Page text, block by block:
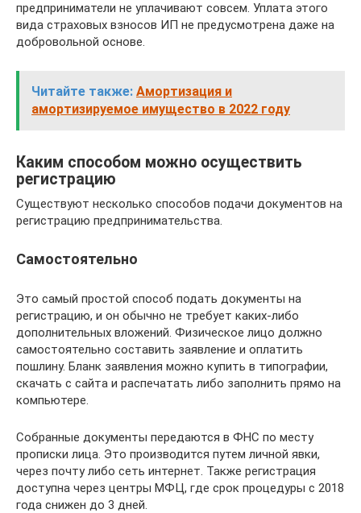
предприниматели не уплачивают совсем. Уплата этого
вида страховых взносов ИП не предусмотрена даже на
добровольной основе.
Читайте также: Амортизация и
амортизируемое имущество в 2022 году
Каким способом можно осуществить
регистрацию
Существуют несколько способов подачи документов на
регистрацию предпринимательства.
Самостоятельно
Это самый простой способ подать документы на
регистрацию, и он обычно не требует каких-либо
дополнительных вложений. Физическое лицо должно
самостоятельно составить заявление и оплатить
пошлину. Бланк заявления можно купить в типографии,
скачать с сайта и распечатать либо заполнить прямо на
компьютере.
Собранные документы передаются в ФНС по месту
прописки лица. Это производится путем личной явки,
через почту либо сеть интернет. Также регистрация
доступна через центры МФЦ, где срок процедуры с 2018
года снижен до 3 дней.